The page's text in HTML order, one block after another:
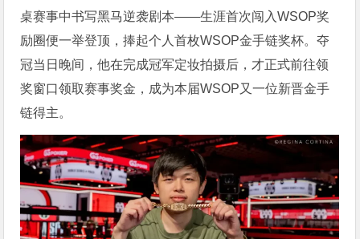
桌赛事中书写黑马逆袭剧本——生涯首次闯入WSOP奖
励圈便一举登顶，捧起个人首枚WSOP金手链奖杯。夺
冠当日晚间，他在完成冠军定妆拍摄后，才正式前往领
奖窗口领取赛事奖金，成为本届WSOP又一位新晋金手
链得主。